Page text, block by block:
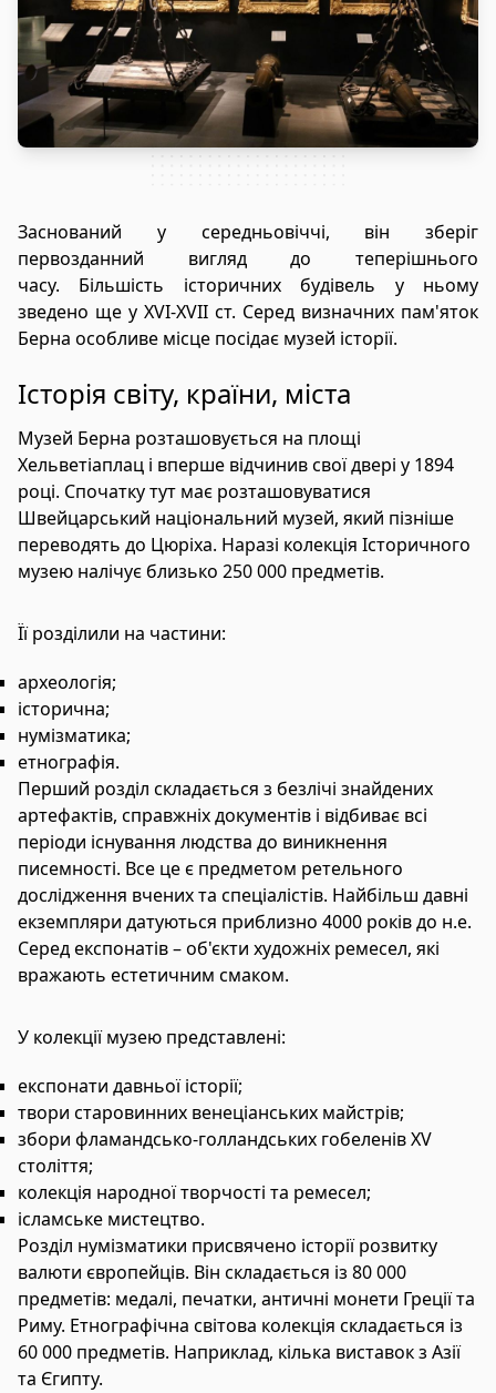
Заснований у середньовіччі, він зберіг
первозданний вигляд до теперішнього
часу. Більшість історичних будівель у ньому
зведено ще у XVI-XVII ст. Серед визначних пам'яток
Берна особливе місце посідає музей історії.
Історія світу, країни, міста
Музей Берна розташовується на площі
Хельветіаплац і вперше відчинив свої двері у 1894
році. Спочатку тут має розташовуватися
Швейцарський національний музей, який пізніше
переводять до Цюріха. Наразі колекція Історичного
музею налічує близько 250 000 предметів.
Її розділили на частини:
археологія;
історична;
нумізматика;
етнографія.
Перший розділ складається з безлічі знайдених
артефактів, справжніх документів і відбиває всі
періоди існування людства до виникнення
писемності. Все це є предметом ретельного
дослідження вчених та спеціалістів. Найбільш давні
екземпляри датуються приблизно 4000 років до н.е.
Серед експонатів – об'єкти художніх ремесел, які
вражають естетичним смаком.
У колекції музею представлені:
експонати давньої історії;
твори старовинних венеціанських майстрів;
збори фламандсько-голландських гобеленів XV
століття;
колекція народної творчості та ремесел;
ісламське мистецтво.
Розділ нумізматики присвячено історії розвитку
валюти європейців. Він складається із 80 000
предметів: медалі, печатки, античні монети Греції та
Риму. Етнографічна світова колекція складається із
60 000 предметів. Наприклад, кілька виставок з Азії
та Єгипту.